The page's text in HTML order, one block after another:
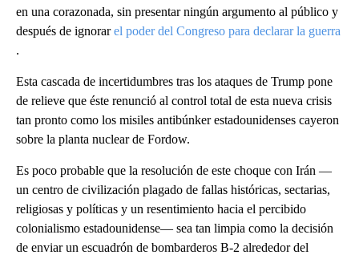
en una corazonada, sin presentar ningún argumento al público y
después de ignorarel poder del Congreso para declarar la guerra
.
Esta cascada de incertidumbres tras los ataques de Trump pone
de relieve que éste renunció al control total de esta nueva crisis
tan pronto como los misiles antibúnker estadounidenses cayeron
sobre la planta nuclear de Fordow.
Es poco probable que la resolución de este choque con Irán —
un centro de civilización plagado de fallas históricas, sectarias,
religiosas y políticas y un resentimiento hacia el percibido
colonialismo estadounidense— sea tan limpia como la decisión
de enviar un escuadrón de bombarderos B-2 alrededor del